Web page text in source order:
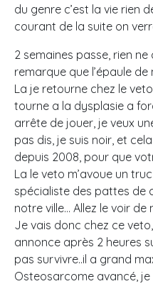
du genre c’est la vie rien
courant de la suite on
2 semaines passe, rien
remarque que l’épaule
La je retourne chez le
tourne a la dysplasie a
arrête de jouer, je veux
pas dis, je suis noir, et
depuis 2008, pour que
La le veto m’avoue un
spécialiste des pattes de
notre ville… Allez le voir de
Je vais donc chez ce
annonce après 2 heures
pas survivre..il a grand
Osteosarcome avancé, je